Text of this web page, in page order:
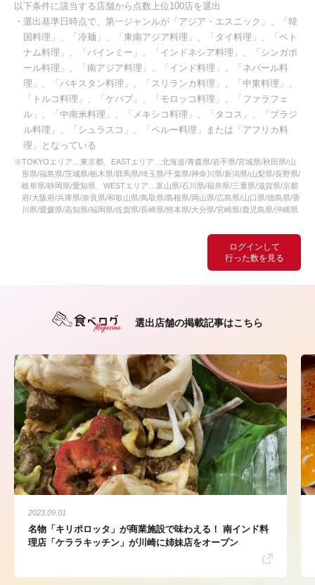
ログインして
行った数を見る
以下条件に該当する店舗から点数上位100店を選出
・選出基準日時点で、第一ジャンルが「アジア・エスニック」、「韓
国料理」、「冷麺」、「東南アジア料理」、「タイ料理」、「ベト
ナム料理」、「バインミー」、「インドネシア料理」、「シンガポ
ール料理」、「南アジア料理」、「インド料理」、「ネパール料
理」、「パキスタン料理」、「スリランカ料理」、「中東料理」、
「トルコ料理」、「ケバブ」、「モロッコ料理」、「ファラフェ
ル」、「中南米料理」、「メキシコ料理」、「タコス」、「ブラジ
ル料理」、「シュラスコ」、「ペルー料理」または「アフリカ料
理」となっている
※TOKYOエリア…東京都、EASTエリア…北海道/青森県/岩手県/宮城県/秋田県/山
形県/福島県/茨城県/栃木県/群馬県/埼玉県/千葉県/神奈川県/新潟県/山梨県/長野県/
岐阜県/静岡県/愛知県、WESTエリア…富山県/石川県/福井県/三重県/滋賀県/京都
府/大阪府/兵庫県/奈良県/和歌山県/鳥取県/島根県/岡山県/広島県/山口県/徳島県/香
川県/愛媛県/高知県/福岡県/佐賀県/長崎県/熊本県/大分県/宮崎県/鹿児島県/沖縄県
選出店舗の掲載記事はこちら
2023.09.01
名物「キリポロッタ」が商業施設で味わえる！ 南インド料
理店「ケララキッチン」が川崎に姉妹店をオープン